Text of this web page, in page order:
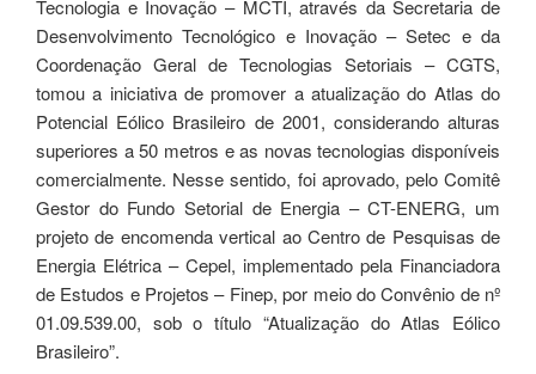
Tecnologia e Inovação – MCTI, através da Secretaria de
Desenvolvimento Tecnológico e Inovação – Setec e da
Coordenação Geral de Tecnologias Setoriais – CGTS,
tomou a iniciativa de promover a atualização do Atlas do
Potencial Eólico Brasileiro de 2001, considerando alturas
superiores a 50 metros e as novas tecnologias disponíveis
comercialmente. Nesse sentido, foi aprovado, pelo Comitê
Gestor do Fundo Setorial de Energia – CT-ENERG, um
projeto de encomenda vertical ao Centro de Pesquisas de
Energia Elétrica – Cepel, implementado pela Financiadora
de Estudos e Projetos – Finep, por meio do Convênio de nº
01.09.539.00, sob o título “Atualização do Atlas Eólico
Brasileiro”.